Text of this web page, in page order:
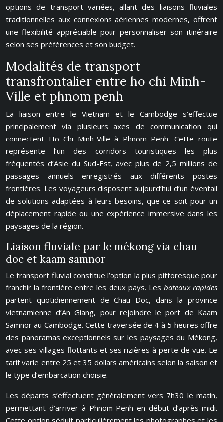
options de transport variées, allant des liaisons fluviales
traditionnelles aux connexions aériennes modernes, offrent
une flexibilité appréciable pour personnaliser son itinéraire
selon ses préférences et son budget.
Modalités de transport
transfrontalier entre ho chi Minh-
Ville et phnom penh
La liaison entre le Vietnam et le Cambodge s’effectue
principalement via plusieurs axes de communication qui
connectent Ho Chi Minh-Ville à Phnom Penh. Cette route
représente l’un des corridors touristiques les plus
fréquentés d’Asie du Sud-Est, avec plus de 2,5 millions de
passages annuels enregistrés aux différents postes
frontières. Les voyageurs disposent aujourd’hui d’un éventail
de solutions adaptées à leurs besoins, que ce soit pour un
déplacement rapide ou une expérience immersive dans les
paysages de la région.
Liaison fluviale par le mékong via chau
doc et kaam samnor
Le transport fluvial constitue l’option la plus pittoresque pour
franchir la frontière entre les deux pays. Les bateaux rapides
partent quotidiennement de Chau Doc, dans la province
vietnamienne d’An Giang, pour rejoindre le port de Kaam
Samnor au Cambodge. Cette traversée de 4 à 5 heures offre
des panoramas exceptionnels sur les paysages du Mékong,
avec ses villages flottants et ses rizières à perte de vue. Le
tarif varie entre 25 et 35 dollars américains selon la saison et
le type d’embarcation choisie.
Les départs s’effectuent généralement vers 7h30 le matin,
permettant d’arriver à Phnom Penh en début d’après-midi.
Cette option séduit particulièrement les photographes et les